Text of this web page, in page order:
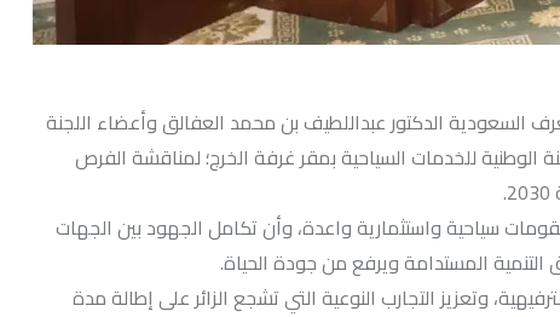
السعودية الدكتور عبداللطيف بن محمد العفالق وأعضاء اللجنة
الوطنية للخدمات السياحية بمقر غرفة الخرج؛ لمناقشة الفرص
سياحية واستثمارية واعدة، وأن تكامل الجهود بين الجهات
التنمية المستدامة ويرفع من جودة الحياة.
وتعزيز التجارب النوعية التي تشجع الزائر على إطالة مدة